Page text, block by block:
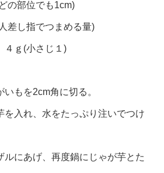
の部位でも1cm)
差し指でつまめる量)
ｇ(小さじ１)
もを2cm角に切る。
入れ、水をたっぷり注いでつけ
にあげ、再度鍋にじゃが芋とた